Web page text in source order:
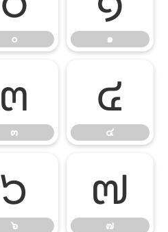
๐ ๑
๓
๓
๔
๔
๖
๖
๗
๗